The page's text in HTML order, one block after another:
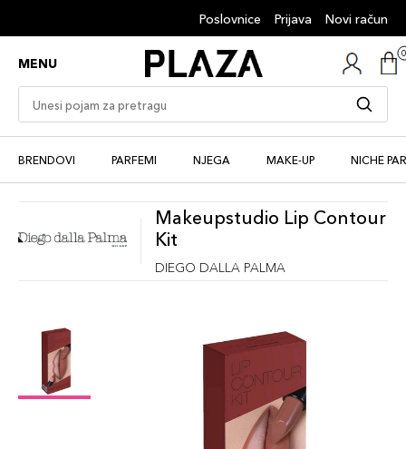
Poslovnice Prijava Novi račun
MENU
BRENDOVI PARFEMI NJEGA MAKE-UP NICHE
Makeupstudio Lip Contour
Kit
DIEGO DALLA PALMA